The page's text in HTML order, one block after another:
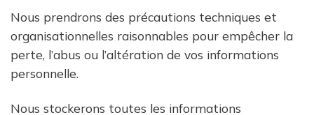
Nous prendrons des précautions techniques et
organisationnelles raisonnables pour empêcher la
perte, l’abus ou l’altération de vos informations
personnelle.
Nous stockerons toutes les informations